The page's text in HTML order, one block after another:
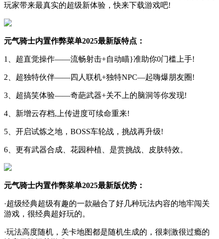
玩家带来最真实的超级新体验，快来下载游戏吧!
元气骑士内置作弊菜单2025最新版特点：
1、超直觉操作——流畅射击+自动瞄}准助你0门槛上手!
2、超独特伙伴——四人联机+独特NPC—起嗨爆朋友圈!
3、超搞笑体验——奇葩武器+关不上的脑洞等你发现!
4、新增云存档,上传进度可续命重来!
5、开启试炼之地，BOSS车轮战，挑战再升级!
6、更有武器合成、花园种植、是赏挑战、皮肤特效。
元气骑士内置作弊菜单2025最新版优势：
·超级经典超级有趣的一款融合了好几种玩法内容的地牢闯关
游戏，很经典超好玩的。
·玩法高度随机，关卡地图都是随机生成的，很刺激很过瘾的